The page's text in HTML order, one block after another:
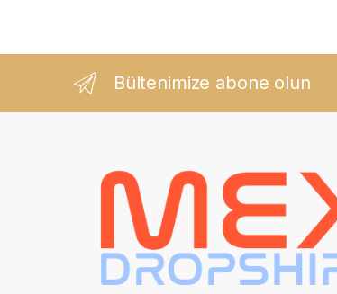
Bültenimize abone olun